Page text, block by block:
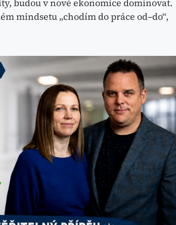
budou v nové ekonomice dominovat.
mindsetu „chodím do práce od–do“,